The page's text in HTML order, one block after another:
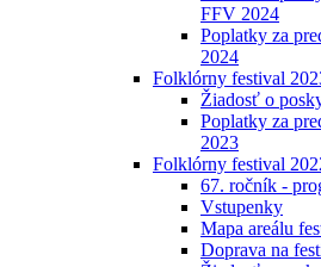
FFV 2024
Poplatky za
2024
Folklórny festival
Žiadosť o
Poplatky za
2023
Folklórny festival
67. ročník -
Vstupenky
Mapa areálu
Doprava na